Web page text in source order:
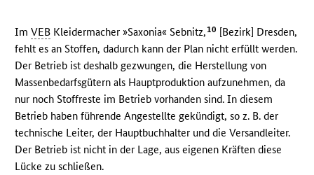
ImVEB Kleidermacher »Saxonia« Sebnitz,10 [Bezirk] Dresden,
fehlt es an Stoffen, dadurch kann der Plan nicht erfüllt werden.
Der Betrieb ist deshalb gezwungen, die Herstellung von
Massenbedarfsgütern als Hauptproduktion aufzunehmen, da
nur noch Stoffreste im Betrieb vorhanden sind. In diesem
Betrieb haben führende Angestellte gekündigt, so z. B. der
technische Leiter, der Hauptbuchhalter und die Versandleiter.
Der Betrieb ist nicht in der Lage, aus eigenen Kräften diese
Lücke zu schließen.